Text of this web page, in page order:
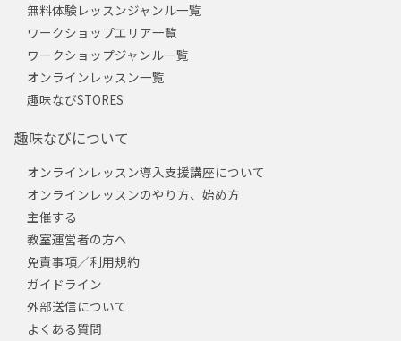
無料体験レッスンジャンル一覧
ワークショップエリア一覧
ワークショップジャンル一覧
オンラインレッスン一覧
趣味なびSTORES
趣味なびについて
オンラインレッスン導入支援講座について
オンラインレッスンのやり方、始め方
主催する
教室運営者の方へ
免責事項／利用規約
ガイドライン
外部送信について
よくある質問